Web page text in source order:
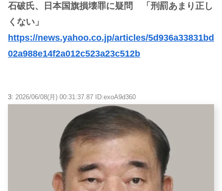
石破氏、日本国旗損壊罪に疑問 「刑罰あまり正し
くない」
https://news.yahoo.co.jp/articles/5d936a33831bd
02a988e14f2a012c523a23c512b
3: 2026/06/08(月) 00:31:37.87 ID:exoA9d360